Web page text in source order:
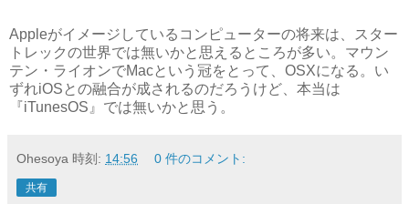
Appleがイメージしているコンピューターの将来は、スター
トレックの世界では無いかと思えるところが多い。マウン
テン・ライオンでMacという冠をとって、OSXになる。い
ずれiOSとの融合が成されるのだろうけど、本当は
『iTunesOS』では無いかと思う。
Ohesoya 時刻: 14:56 0 件のコメント:
共有